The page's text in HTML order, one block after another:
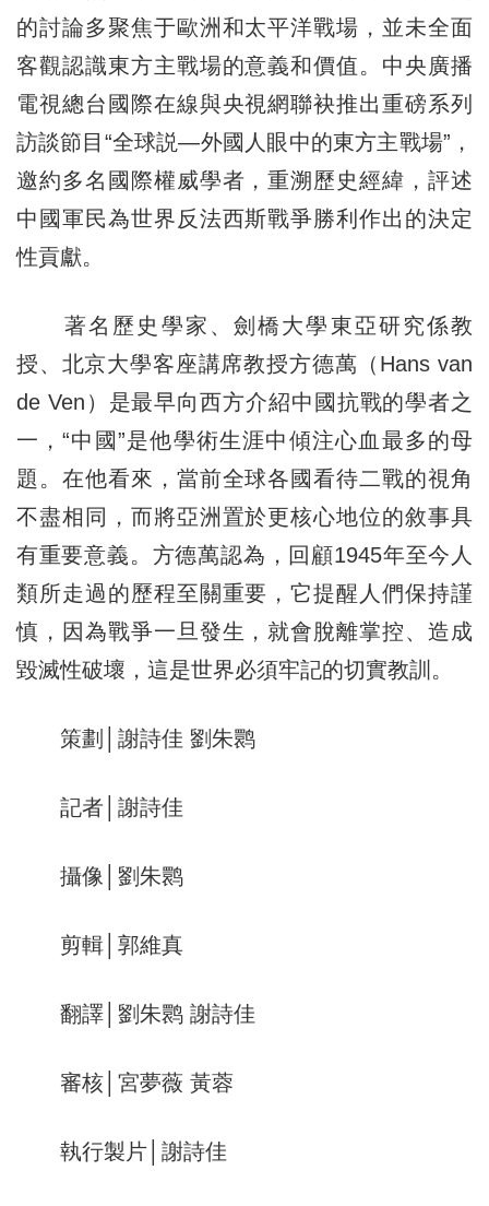
的討論多聚焦于歐洲和太平洋戰場，並未全面
客觀認識東方主戰場的意義和價值。中央廣播
電視總台國際在線與央視網聯袂推出重磅系列
訪談節目“全球説—外國人眼中的東方主戰場”，
邀約多名國際權威學者，重溯歷史經緯，評述
中國軍民為世界反法西斯戰爭勝利作出的決定
性貢獻。
著名歷史學家、劍橋大學東亞研究係教
授、北京大學客座講席教授方德萬（Hans van
de Ven）是最早向西方介紹中國抗戰的學者之
一，“中國”是他學術生涯中傾注心血最多的母
題。在他看來，當前全球各國看待二戰的視角
不盡相同，而將亞洲置於更核心地位的敘事具
有重要意義。方德萬認為，回顧1945年至今人
類所走過的歷程至關重要，它提醒人們保持謹
慎，因為戰爭一旦發生，就會脫離掌控、造成
毀滅性破壞，這是世界必須牢記的切實教訓。
策劃│謝詩佳 劉朱鹮
記者│謝詩佳
攝像│劉朱鹮
剪輯│郭維真
翻譯│劉朱鹮 謝詩佳
審核│宮夢薇 黃蓉
執行製片│謝詩佳